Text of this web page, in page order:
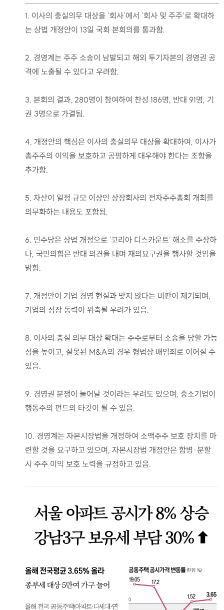
1. 이사의 충실의무 대상을 ‘회사’에서 ‘회사 및 주주’로 확대하
는 상법 개정안이 13일 국회 본회의를 통과함.
2. 경영계는 주주 소송이 남발되고 해외 투기자본의 경영권 공
격에 노출될 수 있다고 우려함.
3. 본회의 결과, 280명이 참여하여 찬성 186명, 반대 91명, 기
권 3명으로 가결됨.
4. 개정안의 핵심은 이사의 충실의무 대상을 확대하여, 이사가
총주주의 이익을 보호하고 공평하게 대우해야 한다는 조항을
추가함.
5. 자산이 일정 규모 이상인 상장회사의 전자주주총회 개최를
의무화하는 내용도 포함됨.
6. 민주당은 상법 개정으로 '코리아 디스카운트' 해소를 주장하
나, 국민의힘은 반대 의견을 내며 재의요구권을 행사할 것임을
밝힘.
7. 개정안이 기업 경영 현실과 맞지 않다는 비판이 제기되며,
기업의 성장 동력이 위축될 우려가 있음.
8. 이사의 충실 의무 대상 확대는 주주로부터 소송을 당할 가능
성을 높이고, 잘못된 M&A의 경우 형법상 배임죄로 이어질 수
있음.
9. 경영권 분쟁이 늘어날 것이라는 우려도 있으며, 중소기업이
행동주의 펀드의 타깃이 될 수 있음.
10. 경영계는 자본시장법을 개정하여 소액주주 보호 장치를 마
련할 것을 요구하고 있으며, 자본시장법 개정안은 합병·분할
시 주주 이익 보호 노력을 규정하고 있음.